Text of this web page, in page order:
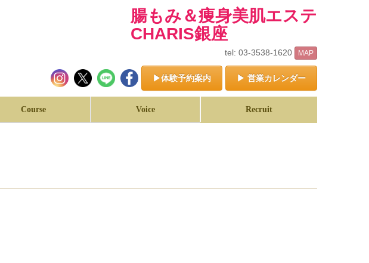
腸もみ＆痩身美肌エステ
CHARIS銀座
tel: 03-3538-1620 MAP
▶体験予約案内 ▶ 営業カレンダー
Course Voice Recruit